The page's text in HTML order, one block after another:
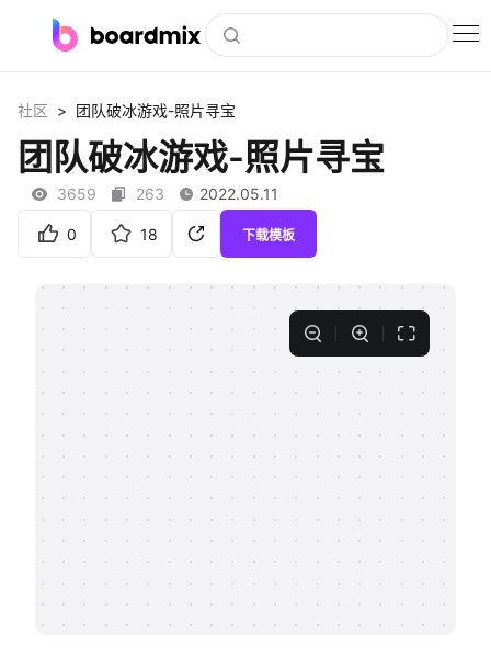
社区资源
下载
私有化部署
客户案例
支持
帮助中心
知识分享社区
社区 > 团队破冰游戏-照片寻宝
团队破冰游戏-照片寻宝
3659 263 2022.05.11
0 18 下载模板